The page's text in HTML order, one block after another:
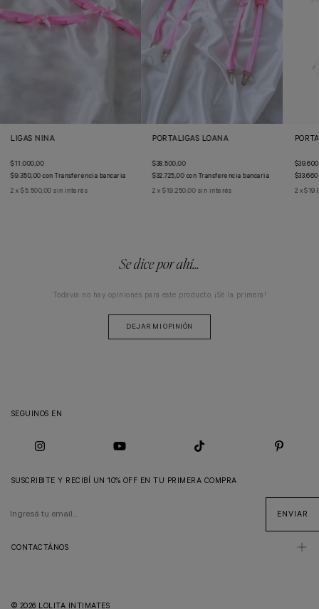
LIGAS NINA
$11.000,00
$9.350,00con Transferencia bancaria
2 x $5.500,00 sin interés
PORTALIGAS LOANA
$38.500,00
$32.725,00con Transferencia bancaria
2 x$19.250,00 sin interés
2 x
Se dice por ahí…
Todavía no hay opiniones para este producto. ¡Sé la primera!
DEJAR MI OPINIÓN
SEGUINOS EN
SUSCRIBITE Y RECIBÍ UN 10% OFF EN TU PRIMERA COMPRA
CONTACTÁNOS